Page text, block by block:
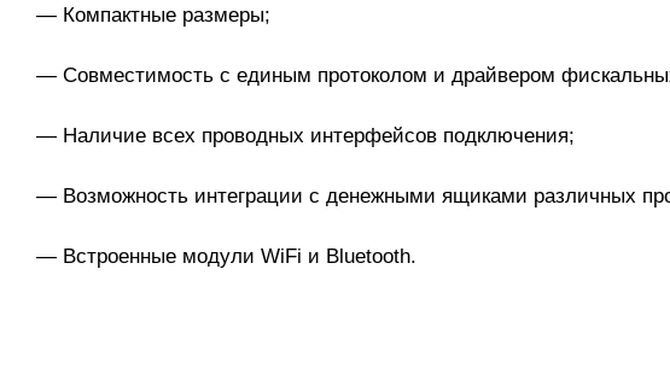
— Компактные размеры;
— Совместимость с единым протоколом и драйвером
— Наличие всех проводных интерфейсов подключения;
— Возможность интеграции с денежными ящиками различных
— Встроенные модули WiFi и Bluetooth.